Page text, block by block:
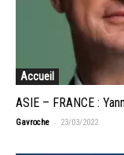
Accueil
ASIE – FRANCE :
Gavroche - 23/03/2022